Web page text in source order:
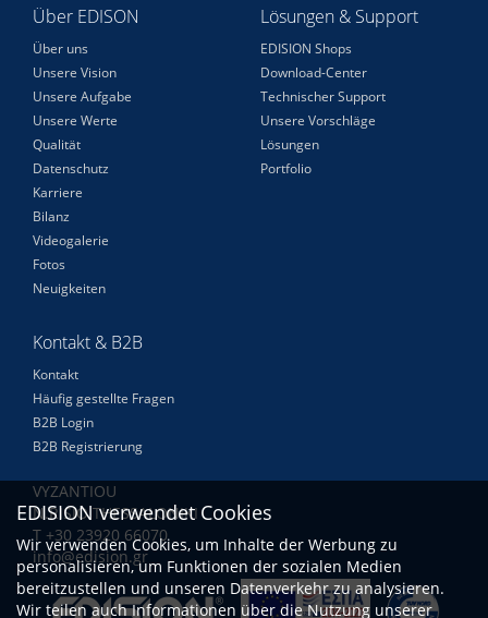
Über EDISON
Über uns
Unsere Vision
Unsere Aufgabe
Unsere Werte
Qualität
Datenschutz
Karriere
Bilanz
Videogalerie
Fotos
Neuigkeiten
Lösungen & Support
EDISION Shops
Download-Center
Technischer Support
Unsere Vorschläge
Lösungen
Portfolio
Kontakt & B2B
Kontakt
Häufig gestellte Fragen
B2B Login
B2B Registrierung
VYZANTIOU
N.RISIO THESSALONIKI
Τ +30 23920 66070
info@edision.gr
EDISION verwendet Cookies
Wir verwenden Cookies, um Inhalte der Werbung zu
personalisieren, um Funktionen der sozialen Medien
bereitzustellen und unseren Datenverkehr zu analysieren.
Wir teilen auch Informationen über die Nutzung unserer